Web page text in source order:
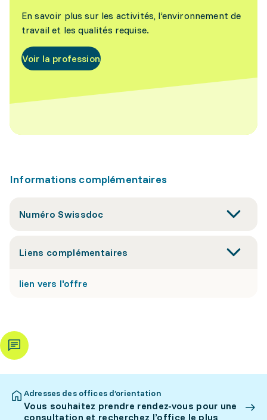
En savoir plus sur les activités, l’environnement de
travail et les qualités requise.
Voir la profession
Informations complémentaires
Numéro Swissdoc
Liens complémentaires
lien vers l'offre
Adresses des offices d’orientation
Vous souhaitez prendre rendez-vous pour une
consultation et recherchez l’office le plus